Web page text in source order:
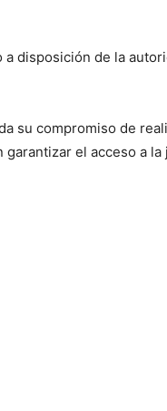
a disposición de la
su compromiso de
el acceso a la